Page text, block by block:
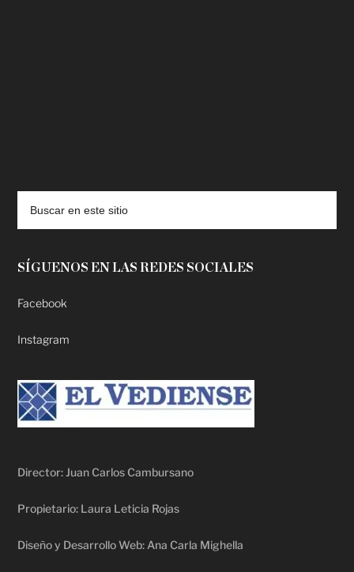
SÍGUENOS EN LAS REDES SOCIALES
Facebook
Instagram
Director: Juan Carlos Cambursano
Propietario: Laura Leticia Rojas
Diseño y Desarrollo Web: Ana Carla Mighella